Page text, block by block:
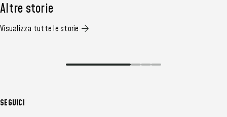
Altre storie
Visualizza tutte le storie
Serpents su una sella stampata in 3D
SEGUICI